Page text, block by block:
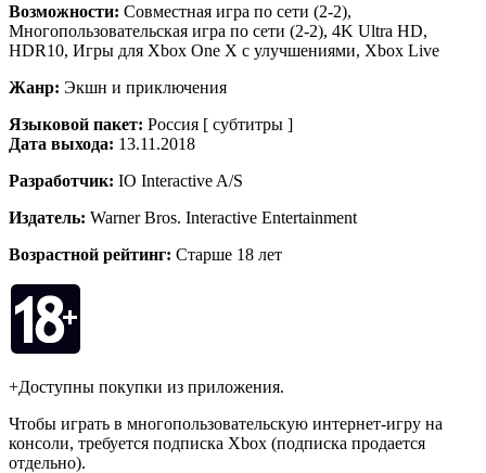
Возможности: Совместная игра по сети (2-2),
Многопользовательская игра по сети (2-2), 4K Ultra HD,
HDR10, Игры для Xbox One X с улучшениями, Xbox Live
Жанр: Экшн и приключения
Языковой пакет: Россия [ субтитры ]
Дата выхода: 13.11.2018
Разработчик: IO Interactive A/S
Издатель: Warner Bros. Interactive Entertainment
Возрастной рейтинг: Старше 18 лет
+Доступны покупки из приложения.
Чтобы играть в многопользовательскую интернет-игру на
консоли, требуется подписка Xbox (подписка продается
отдельно).